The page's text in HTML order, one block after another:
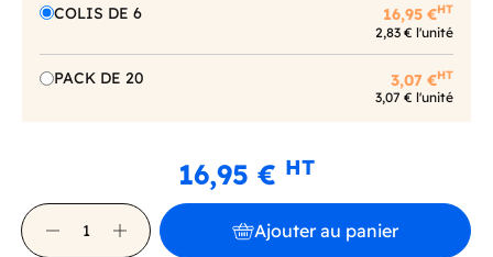
COLIS DE 6 16,95 €HT
2,83 € l'unité
PACK DE 20 3,07 €HT
3,07 € l'unité
16,95 € HT
Ajouter au panier